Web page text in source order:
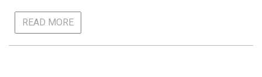
READ MORE